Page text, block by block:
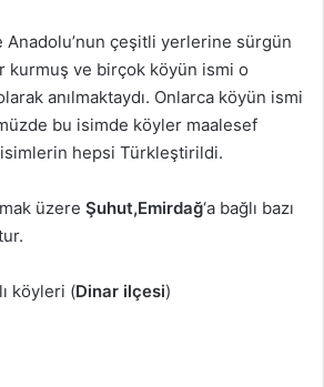
Anadolu’nun çeşitli yerlerine sürgün
kurmuş ve birçok köyün ismi o
anılmaktaydı. Onlarca köyün ismi
bu isimde köyler maalesef
hepsi Türkleştirildi.
üzere Şuhut,Emirdağ‘a bağlı bazı
köyleri (Dinar ilçesi)